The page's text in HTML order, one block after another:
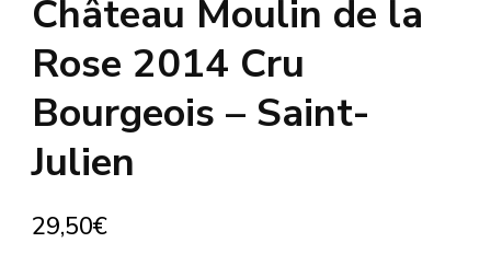
Château Moulin de la
Rose 2014 Cru
Bourgeois – Saint-
Julien
29,50€